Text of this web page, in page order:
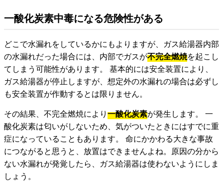
一酸化炭素中毒になる危険性がある
どこで水漏れをしているかにもよりますが、ガス給湯器内部
の水漏れだった場合には、内部でガスが不完全燃焼を起こし
てしまう可能性があります。 基本的には安全装置により、
ガス給湯器が停止しますが、想定外の水漏れの場合は必ずし
も安全装置が作動するとは限りません。
その結果、不完全燃焼により一酸化炭素が発生します。 一
酸化炭素は匂いがしないため、気がついたときにはすでに重
症になっていることもあります。 命にかかわる大きな事故
につながると思うと、放置はできませんよね。原因の分から
ない水漏れが発覚したら、ガス給湯器は使わないようにしま
しょう。